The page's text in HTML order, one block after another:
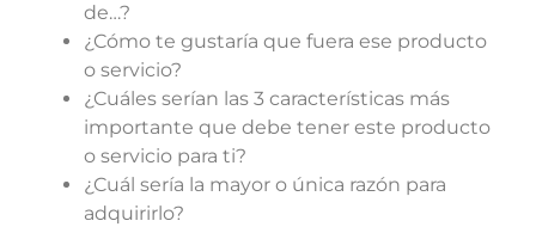
de…?
¿Cómo te gustaría que fuera ese producto
o servicio?
¿Cuáles serían las 3 características más
importante que debe tener este producto
o servicio para ti?
¿Cuál sería la mayor o única razón para
adquirirlo?